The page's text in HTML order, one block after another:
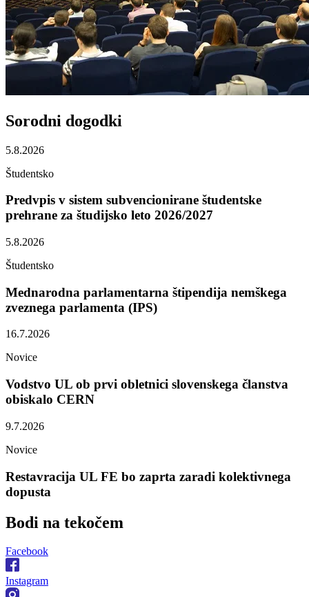
Sorodni dogodki
5.8.2026
Študentsko
Predvpis v sistem subvencionirane študentske
prehrane za študijsko leto 2026/2027
5.8.2026
Študentsko
Mednarodna parlamentarna štipendija nemškega
zveznega parlamenta (IPS)
16.7.2026
Novice
Vodstvo UL ob prvi obletnici slovenskega članstva
obiskalo CERN
9.7.2026
Novice
Restavracija UL FE bo zaprta zaradi kolektivnega
dopusta
Bodi na tekočem
Facebook
Instagram